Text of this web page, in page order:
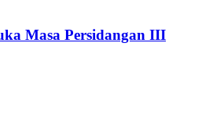
Masa Persidangan III